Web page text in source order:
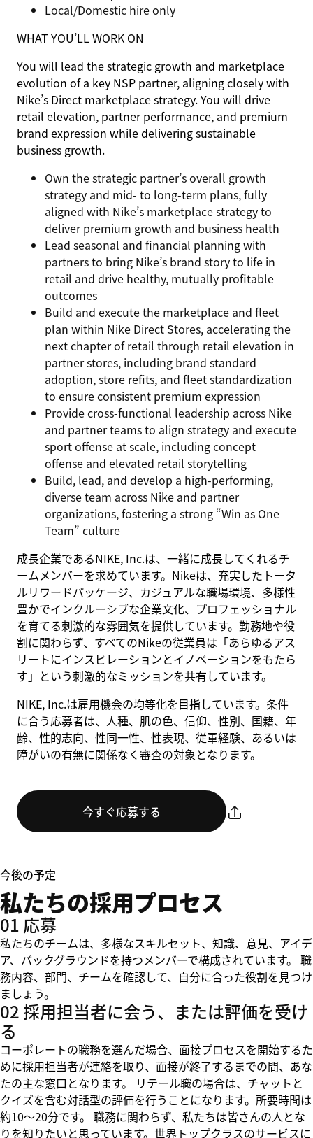
Local/Domestic hire only
WHAT YOU’LL WORK ON
You will lead the strategic growth and marketplace
evolution of a key NSP partner, aligning closely with
Nike’s Direct marketplace strategy. You will drive
retail elevation, partner performance, and premium
brand expression while delivering sustainable
business growth.
Own the strategic partner’s overall growth
strategy and mid‑ to long‑term plans, fully
aligned with Nike’s marketplace strategy to
deliver premium growth and business health
Lead seasonal and financial planning with
partners to bring Nike’s brand story to life in
retail and drive healthy, mutually profitable
outcomes
Build and execute the marketplace and fleet
plan within Nike Direct Stores, accelerating the
next chapter of retail through retail elevation in
partner stores, including brand standard
adoption, store refits, and fleet standardization
to ensure consistent premium expression
Provide cross‑functional leadership across Nike
and partner teams to align strategy and execute
sport offense at scale, including concept
offense and elevated retail storytelling
Build, lead, and develop a high‑performing,
diverse team across Nike and partner
organizations, fostering a strong “Win as One
Team” culture
成長企業であるNIKE, Inc.は、一緒に成長してくれるチ
ームメンバーを求めています。Nikeは、充実したトータ
ルリワードパッケージ、カジュアルな職場環境、多様性
豊かでインクルーシブな企業文化、プロフェッショナル
を育てる刺激的な雰囲気を提供しています。勤務地や役
割に関わらず、すべてのNikeの従業員は「あらゆるアス
リートにインスピレーションとイノベーションをもたら
す」という刺激的なミッションを共有しています。
NIKE, Inc.は雇用機会の均等化を目指しています。条件
に合う応募者は、人種、肌の色、信仰、性別、国籍、年
齢、性的志向、性同一性、性表現、従軍経験、あるいは
障がいの有無に関係なく審査の対象となります。
今すぐ応募する
今後の予定
私たちの採用プロセス
01 応募
私たちのチームは、多様なスキルセット、知識、意見、アイデ
ア、バックグラウンドを持つメンバーで構成されています。 職
務内容、部門、チームを確認して、自分に合った役割を見つけ
ましょう。
02 採用担当者に会う、または評価を受け
る
コーポレートの職務を選んだ場合、面接プロセスを開始するた
めに採用担当者が連絡を取り、面接が終了するまでの間、あな
たの主な窓口となります。 リテール職の場合は、チャットと
クイズを含む対話型の評価を行うことになります。所要時間は
約10～20分です。 職務に関わらず、私たちは皆さんの人とな
りを知りたいと思っています。世界トップクラスのサービスに